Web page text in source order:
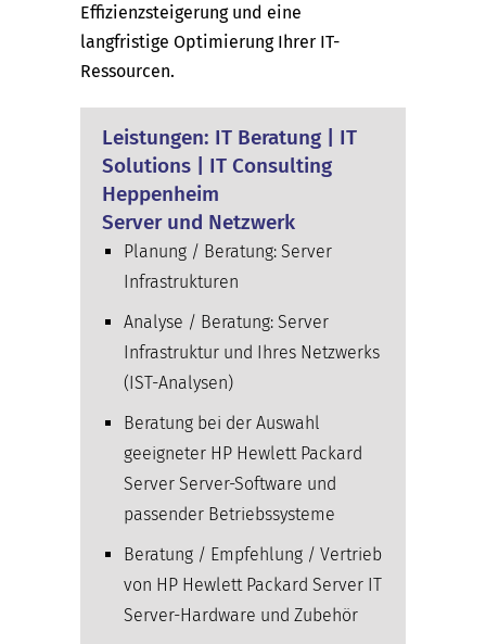
Effizienzsteigerung und eine
langfristige Optimierung Ihrer IT-
Ressourcen.
Leistungen: IT Beratung | IT
Solutions | IT Consulting
Heppenheim
Server und Netzwerk
Planung / Beratung: Server
Infrastrukturen
Analyse / Beratung: Server
Infrastruktur und Ihres Netzwerks
(IST-Analysen)
Beratung bei der Auswahl
geeigneter HP Hewlett Packard
Server Server-Software und
passender Betriebssysteme
Beratung / Empfehlung / Vertrieb
von HP Hewlett Packard Server IT
Server-Hardware und Zubehör